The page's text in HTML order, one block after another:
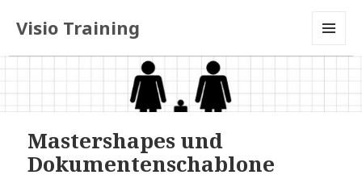
Visio Training
Mastershapes und
Dokumentenschablone